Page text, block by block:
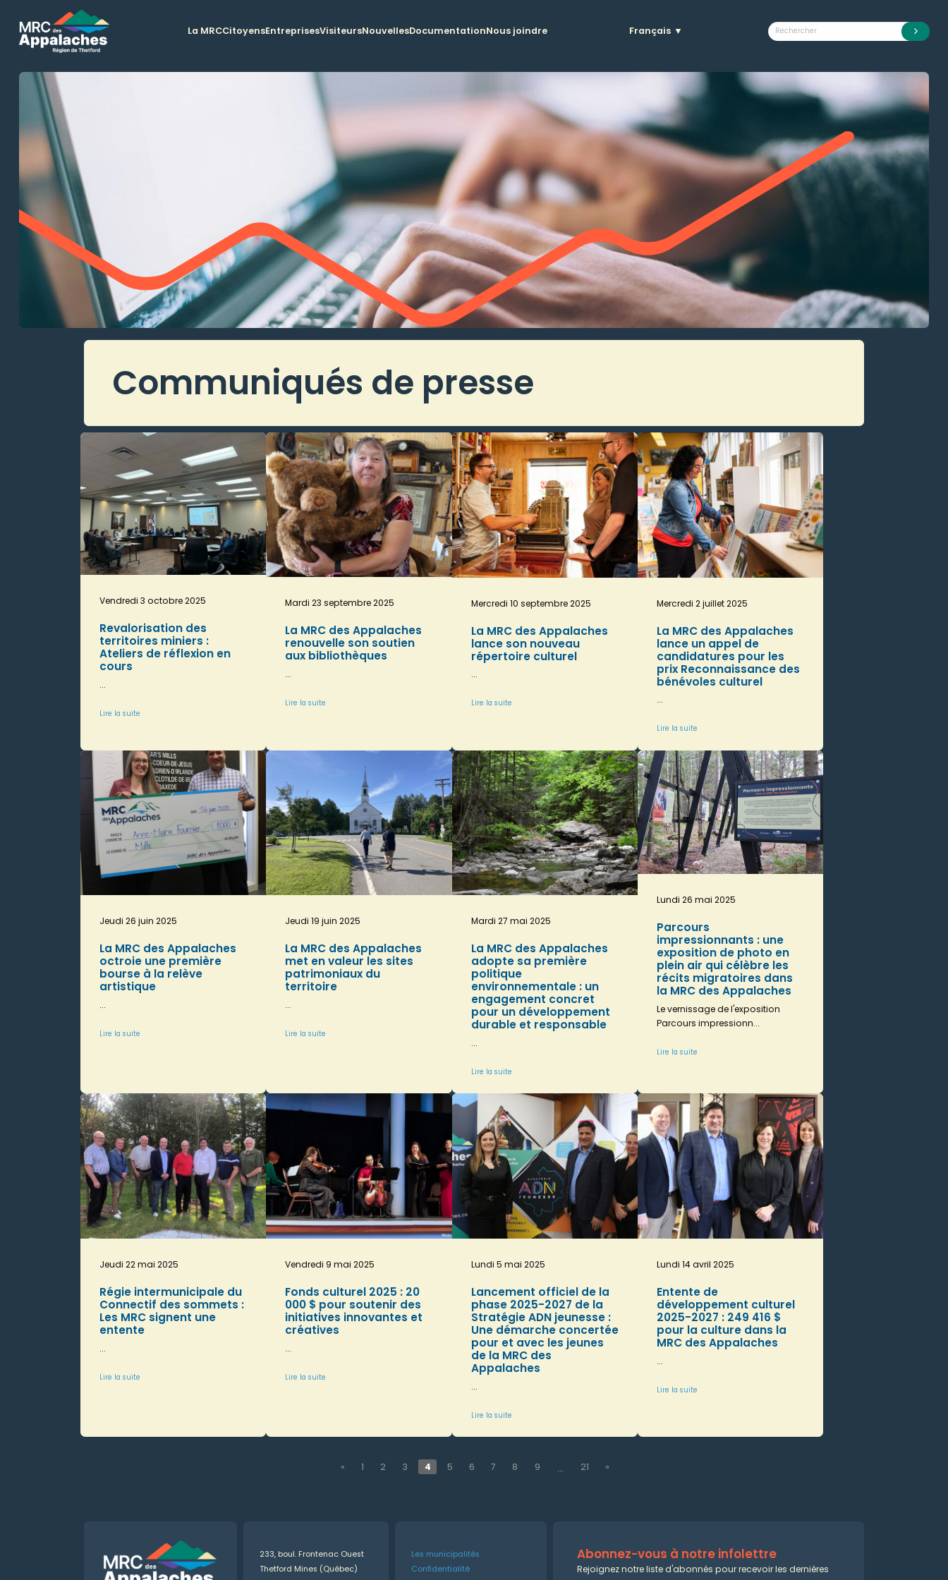
La MRCCitoyensEntreprisesVisiteursNouvellesDocumentationNous joindre Français ▼
Communiqués de presse
Vendredi 3 octobre 2025
Revalorisation des
territoires miniers :
Ateliers de réflexion en
cours
...
Lire la suite
Mardi 23 septembre 2025
La MRC des Appalaches
renouvelle son soutien
aux bibliothèques
...
Lire la suite
Mercredi 10 septembre 2025
La MRC des Appalaches
lance son nouveau
répertoire culturel
...
Lire la suite
Mercredi 2 juillet 2025
La MRC des Appalaches
lance un appel de
candidatures pour les
prix Reconnaissance des
bénévoles culturel
...
Lire la suite
Jeudi 26 juin 2025
La MRC des Appalaches
octroie une première
bourse à la relève
artistique
...
Lire la suite
Jeudi 19 juin 2025
La MRC des Appalaches
met en valeur les sites
patrimoniaux du
territoire
...
Lire la suite
Mardi 27 mai 2025
La MRC des Appalaches
adopte sa première
politique
environnementale : un
engagement concret
pour un développement
durable et responsable
...
Lire la suite
Lundi 26 mai 2025
Parcours
impressionnants : une
exposition de photo en
plein air qui célèbre les
récits migratoires dans
la MRC des Appalaches
Le vernissage de l'exposition
Parcours impressionn...
Lire la suite
Jeudi 22 mai 2025
Régie intermunicipale du
Connectif des sommets :
Les MRC signent une
entente
...
Lire la suite
Vendredi 9 mai 2025
Fonds culturel 2025 : 20
000 $ pour soutenir des
initiatives innovantes et
créatives
...
Lire la suite
Lundi 5 mai 2025
Lancement officiel de la
phase 2025-2027 de la
Stratégie ADN jeunesse :
Une démarche concertée
pour et avec les jeunes
de la MRC des
Appalaches
...
Lire la suite
Lundi 14 avril 2025
Entente de
développement culturel
2025-2027 : 249 416 $
pour la culture dans la
MRC des Appalaches
...
Lire la suite
« 1 2 3 4 5 6 7 8 9 ... 21 »
233, boul. Frontenac Ouest
Thetford Mines (Québec)
Les municipalités
Confidentialité
Abonnez-vous à notre infolettre
Rejoignez notre liste d'abonnés pour recevoir les dernières